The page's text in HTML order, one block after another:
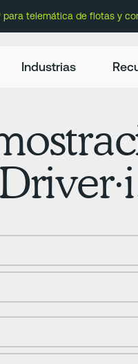
telemática de flotas y
Industrias